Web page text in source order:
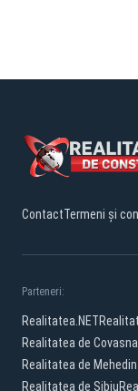
ContactTermeni și
Parteneri:
Realitatea.NET
Realitatea de Covasna
Realitatea de
Realitatea de Sibiu